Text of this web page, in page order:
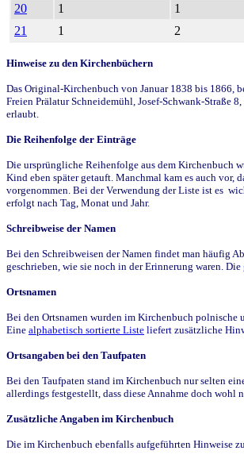
20
1 1
21
1 2
Hinweise zu den Kirchenbüchern
Das Original-Kirchenbuch von Januar 1838 bis 1866,
Freien Prälatur Schneidemühl, Josef-Schwank-Straße
erlaubt.
Die Reihenfolge der Einträge
Die ursprüngliche Reihenfolge aus dem Kirchenbuch
Kind eben später getauft. Manchmal kam es auch vor,
vorgenommen. Bei der Verwendung der Liste ist es
erfolgt nach Tag, Monat und Jahr.
Schreibweise der Namen
Bei den Schreibweisen der Namen findet man häufig
geschrieben, wie sie noch in der Erinnerung waren.
Ortsnamen
Bei den Ortsnamen wurden im Kirchenbuch polnische
Eine alphabetisch sortierte Liste liefert zusätzliche
Ortsangaben bei den Taufpaten
Bei den Taufpaten stand im Kirchenbuch nur selten
allerdings festgestellt, dass diese Annahme doch wohl
Zusätzliche Angaben im Kirchenbuch
Die im Kirchenbuch ebenfalls aufgeführten Hinweise